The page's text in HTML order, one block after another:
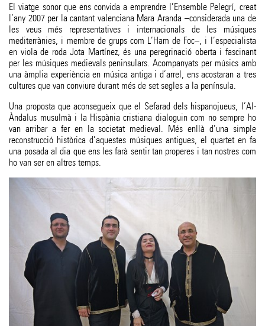
El viatge sonor que ens convida a emprendre l’Ensemble Pelegrí, creat
l’any 2007 per la cantant valenciana Mara Aranda –considerada una de
les veus més representatives i internacionals de les músiques
mediterrànies, i membre de grups com L’Ham de Foc–, i l’especialista
en viola de roda Jota Martínez, és una peregrinació oberta i fascinant
per les músiques medievals peninsulars. Acompanyats per músics amb
una àmplia experiència en música antiga i d’arrel, ens acostaran a tres
cultures que van conviure durant més de set segles a la península.
Una proposta que aconsegueix que el Sefarad dels hispanojueus, l’Al-
Àndalus musulmà i la Hispània cristiana dialoguin com no sempre ho
van arribar a fer en la societat medieval. Més enllà d’una simple
reconstrucció històrica d’aquestes músiques antigues, el quartet en fa
una posada al dia que ens les farà sentir tan properes i tan nostres com
ho van ser en altres temps.